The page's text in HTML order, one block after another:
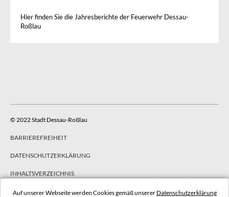
Auf unserer Webseite werden Cookies gemäß unserer Datenschutzerklärung
Hier finden Sie die Jahresberichte der Feuerwehr Dessau-
Roßlau
© 2022 Stadt Dessau-Roßlau
BARRIEREFREIHEIT
DATENSCHUTZERKLÄRUNG
INHALTSVERZEICHNIS
IMPRESSUM